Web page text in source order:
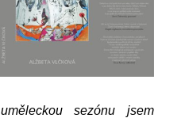
uměleckou sezónu jsem